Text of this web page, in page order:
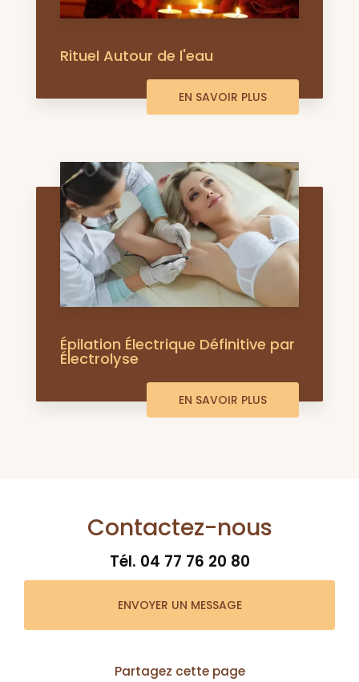
Rituel Autour de l'eau
EN SAVOIR PLUS
Épilation Électrique Définitive par
Électrolyse
EN SAVOIR PLUS
Contactez-nous
Tél. 04 77 76 20 80
ENVOYER UN MESSAGE
Partagez cette page